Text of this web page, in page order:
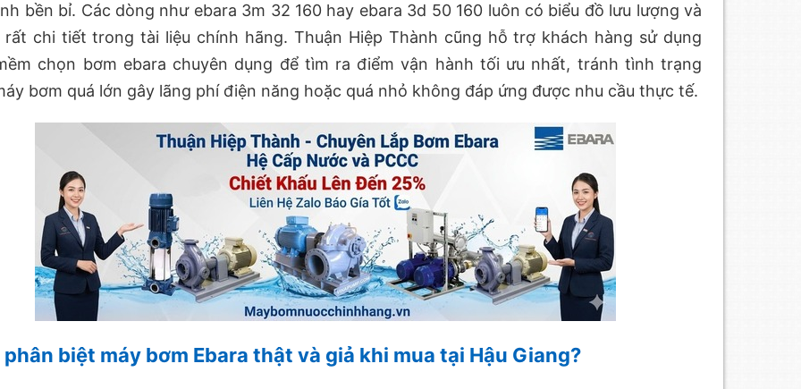
bền bỉ. Các dòng như ebara 3m 32 160 hay ebara 3d 50 160 luôn có biểu đồ lưu lượng và
chi tiết trong tài liệu chính hãng. Thuận Hiệp Thành cũng hỗ trợ khách hàng sử dụng
chọn bơm ebara chuyên dụng để tìm ra điểm vận hành tối ưu nhất, tránh tình trạng
bơm quá lớn gây lãng phí điện năng hoặc quá nhỏ không đáp ứng được nhu cầu thực tế.
biệt máy bơm Ebara thật và giả khi mua tại Hậu Giang?